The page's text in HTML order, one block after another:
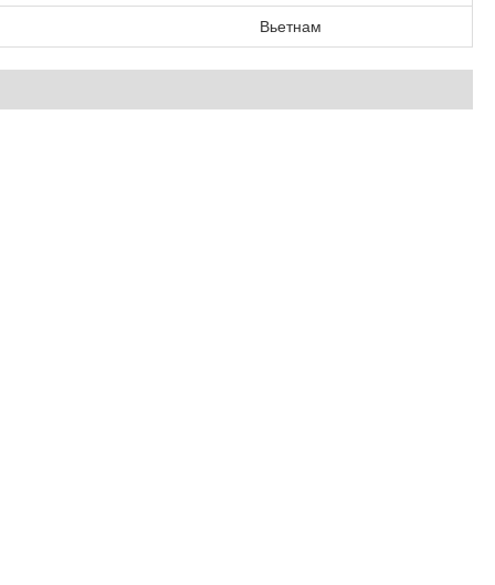
Вьетнам